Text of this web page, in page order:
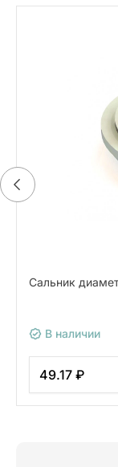
Сальник
В наличии
49.17 ₽